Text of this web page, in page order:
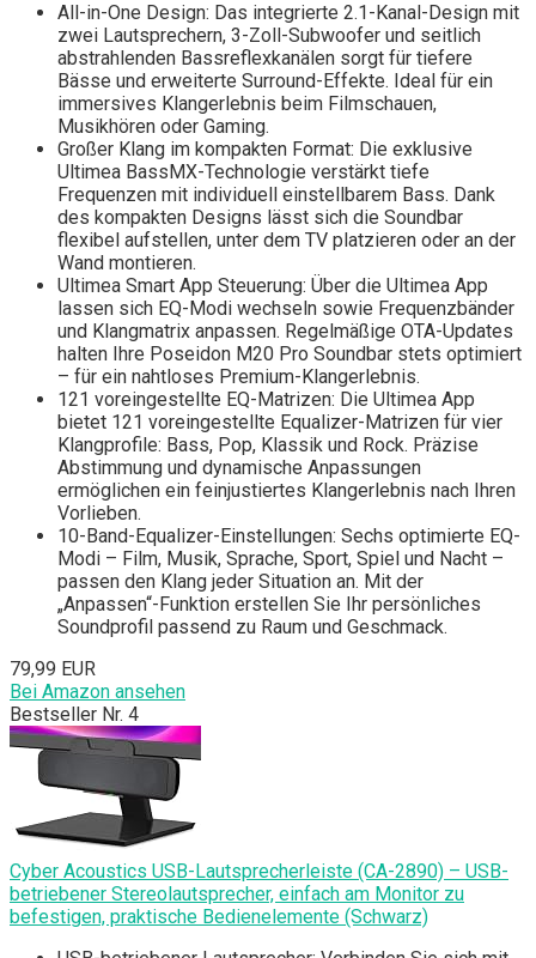
All-in-One Design: Das integrierte 2.1-Kanal-Design mit
zwei Lautsprechern, 3-Zoll-Subwoofer und seitlich
abstrahlenden Bassreflexkanälen sorgt für tiefere
Bässe und erweiterte Surround-Effekte. Ideal für ein
immersives Klangerlebnis beim Filmschauen,
Musikhören oder Gaming.
Großer Klang im kompakten Format: Die exklusive
Ultimea BassMX-Technologie verstärkt tiefe
Frequenzen mit individuell einstellbarem Bass. Dank
des kompakten Designs lässt sich die Soundbar
flexibel aufstellen, unter dem TV platzieren oder an der
Wand montieren.
Ultimea Smart App Steuerung: Über die Ultimea App
lassen sich EQ-Modi wechseln sowie Frequenzbänder
und Klangmatrix anpassen. Regelmäßige OTA-Updates
halten Ihre Poseidon M20 Pro Soundbar stets optimiert
– für ein nahtloses Premium-Klangerlebnis.
121 voreingestellte EQ-Matrizen: Die Ultimea App
bietet 121 voreingestellte Equalizer-Matrizen für vier
Klangprofile: Bass, Pop, Klassik und Rock. Präzise
Abstimmung und dynamische Anpassungen
ermöglichen ein feinjustiertes Klangerlebnis nach Ihren
Vorlieben.
10-Band-Equalizer-Einstellungen: Sechs optimierte EQ-
Modi – Film, Musik, Sprache, Sport, Spiel und Nacht –
passen den Klang jeder Situation an. Mit der
„Anpassen“-Funktion erstellen Sie Ihr persönliches
Soundprofil passend zu Raum und Geschmack.
79,99 EUR
Bei Amazon ansehen
Bestseller Nr. 4
Cyber Acoustics USB-Lautsprecherleiste (CA-2890) – USB-
betriebener Stereolautsprecher, einfach am Monitor zu
befestigen, praktische Bedienelemente (Schwarz)